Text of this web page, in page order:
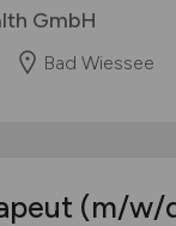
GmbH
Bad Wiessee
(m/w/